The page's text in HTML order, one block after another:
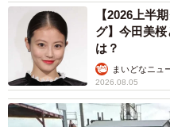
【2026上半
グ】今田美
は？
まいどなニュ
2026.08.05